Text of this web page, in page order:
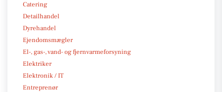
Catering
Detailhandel
Dyrehandel
Ejendomsmægler
El-, gas-, vand- og fjernvarmeforsyning
Elektriker
Elektronik / IT
Entreprenør